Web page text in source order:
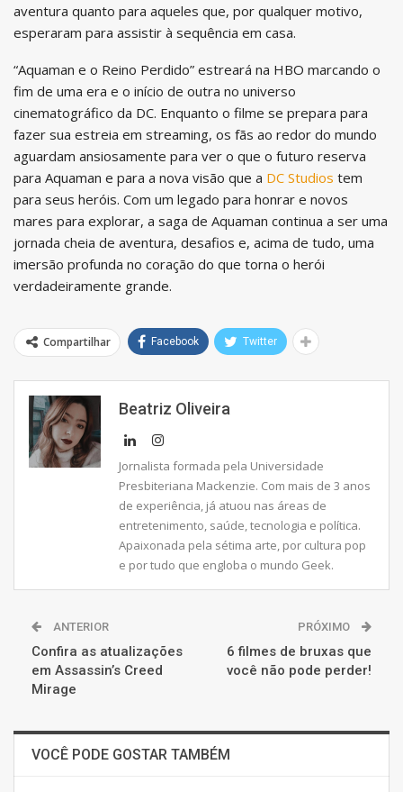
aventura quanto para aqueles que, por qualquer motivo,
esperaram para assistir à sequência em casa.
“Aquaman e o Reino Perdido” estreará na HBO marcando o
fim de uma era e o início de outra no universo
cinematográfico da DC. Enquanto o filme se prepara para
fazer sua estreia em streaming, os fãs ao redor do mundo
aguardam ansiosamente para ver o que o futuro reserva
para Aquaman e para a nova visão que a DC Studios tem
para seus heróis. Com um legado para honrar e novos
mares para explorar, a saga de Aquaman continua a ser uma
jornada cheia de aventura, desafios e, acima de tudo, uma
imersão profunda no coração do que torna o herói
verdadeiramente grande.
Compartilhar Facebook Twitter
Beatriz Oliveira
Jornalista formada pela Universidade
Presbiteriana Mackenzie. Com mais de 3 anos
de experiência, já atuou nas áreas de
entretenimento, saúde, tecnologia e política.
Apaixonada pela sétima arte, por cultura pop
e por tudo que engloba o mundo Geek.
ANTERIOR
Confira as atualizações
em Assassin’s Creed
Mirage
PRÓXIMO
6 filmes de bruxas que
você não pode perder!
VOCÊ PODE GOSTAR TAMBÉM